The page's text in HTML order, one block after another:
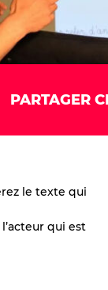
PARTAGER
le texte qui
qui est